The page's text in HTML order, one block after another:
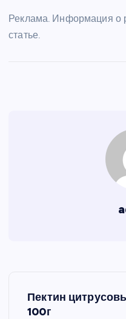
Реклама. Информация о
статье.
Пектин
100г